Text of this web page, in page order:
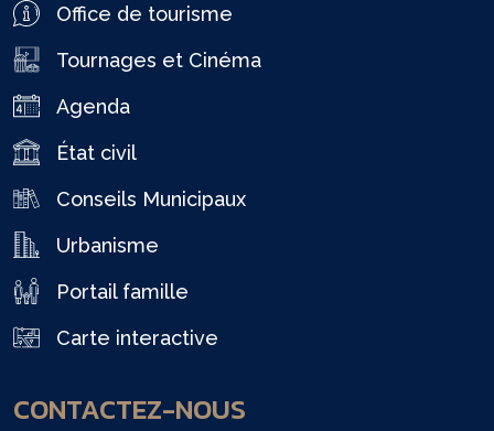
Office de tourisme
Tournages et Cinéma
Agenda
État civil
Conseils Municipaux
Urbanisme
Portail famille
Carte interactive
CONTACTEZ-NOUS